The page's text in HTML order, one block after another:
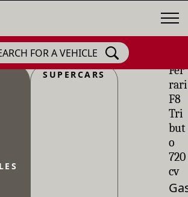
FOR A VEHICLE
SUPERCARS
Fer
rari
F8
Tri
but
o
720
cv